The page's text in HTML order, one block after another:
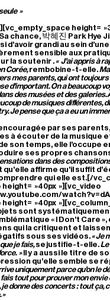
»
height=
chance, 박혜진 Park Hye
d’avoir grandi au sein
sensible aux
la soutenir . « J’ai appris à
Corée,rembobine-t-elle.
mes parents, qui ont
d’important. On a beaucoup
des musées et des galeries.
de musiques différentes,
Je pense que ça a eu un
par ses parents,
à écouter de la musique
son temps, elle l’occupe
ses propres
dans des
qu’elle affirme qu’il suffit
qui elle est.[/
»40px »][vc_video
height= »40px
sont
« I Don’t Care
qui la critiquent et
sous ses vidéos. « Je
je fais,se justifie-t-elle.Le
»Il y a aussi le titre de
qu’elle semble se
uniquement parce qu’on le
tout pour prouver mon envie
donne des concerts : tout ça,
»